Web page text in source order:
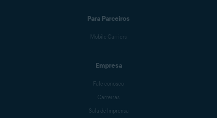
Para Parceiros
Mobile Carriers
Empresa
Fale conosco
Carreiras
Sala de Imprensa